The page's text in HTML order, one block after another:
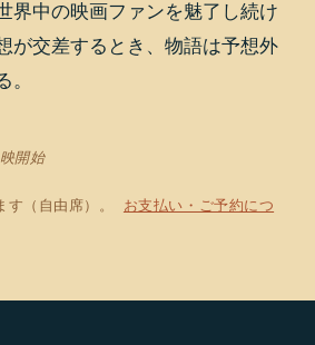
界中の映画ファンを魅了し続け
が交差するとき、物語は予想外
。
開始
（自由席）。
お支払い・ご予約につ